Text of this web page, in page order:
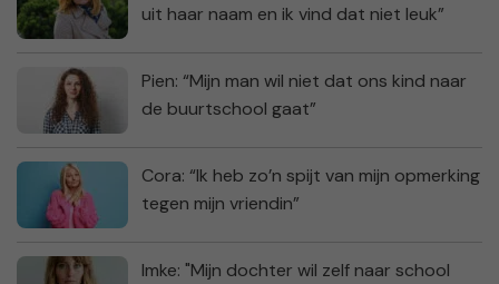
uit haar naam en ik vind dat niet leuk”
Pien: “Mijn man wil niet dat ons kind naar
de buurtschool gaat”
Cora: “Ik heb zo’n spijt van mijn opmerking
tegen mijn vriendin”
Imke: "Mijn dochter wil zelf naar school